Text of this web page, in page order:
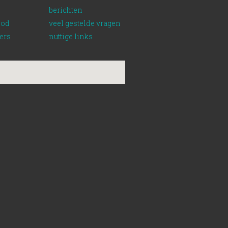
berichten
veel gestelde vragen
nuttige links